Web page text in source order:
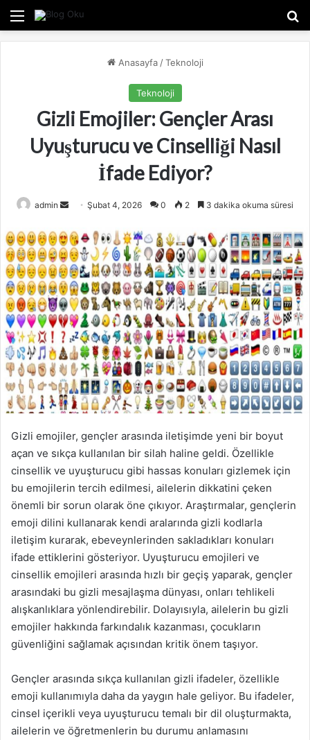
Menü
Anasayfa / Teknoloji
Teknoloji
Gizli Emojiler: Gençler Arası
Uyuşturucu ve Cinselliği Nasıl
İfade Ediyor?
admin
r
e
-
p
o
s
t
a
g
ö
n
e
r
m
e
k
Şubat 4, 2026 0 2 3 dakika okuma süresi
Gizli emojiler, gençler arasında iletişimde yeni bir boyut
açan ve sıkça kullanılan bir silah haline geldi. Özellikle
cinsellik ve uyuşturucu gibi hassas konuları gizlemek için
bu emojilerin tercih edilmesi, ailelerin dikkatini çeken
önemli bir sorun olarak öne çıkıyor. Araştırmalar, gençlerin
emoji dilini kullanarak kendi aralarında gizli kodlarla
iletişim kurarak, ebeveynlerinden sakladıkları konuları
ifade ettiklerini gösteriyor. Uyuşturucu emojileri ve
cinsellik emojileri arasında hızlı bir geçiş yaparak, gençler
arasındaki bu gizli mesajlaşma dünyası, onları tehlikeli
alışkanlıklara yönlendirebilir. Dolayısıyla, ailelerin bu gizli
emojiler hakkında farkındalık kazanması, çocukların
güvenliğini sağlamak açısından kritik önem taşıyor.
Gençler arasında sıkça kullanılan gizli ifadeler, özellikle
emoji kullanımıyla daha da yaygın hale geliyor. Bu ifadeler,
cinsel içerikli veya uyuşturucu temalı bir dil oluşturmakta,
ailelerin ve öğretmenlerin bu durumu anlamasını